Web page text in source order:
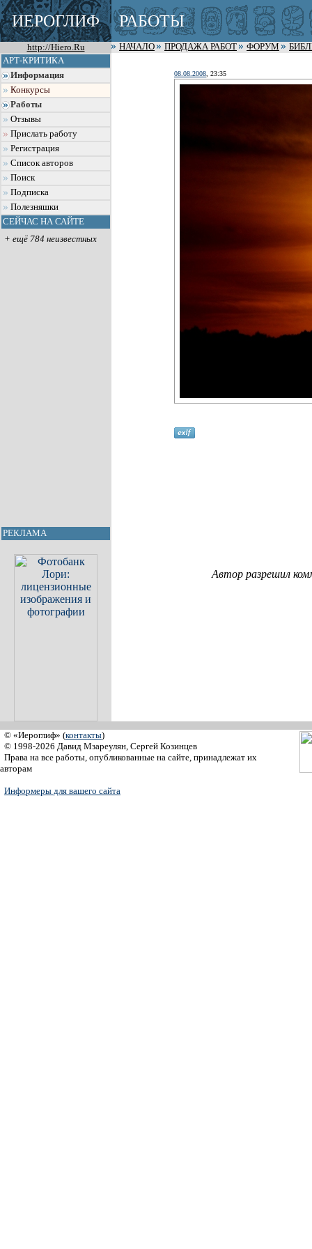
ИЕРОГЛИФ РАБОТЫ
http://Hiero.Ru НАЧАЛО ПРОДАЖА РАБОТ ФОРУМ
АРТ-КРИТИКА
Информация
Конкурсы
Работы
Отзывы
Прислать работу
Регистрация
Список авторов
Поиск
Подписка
Полезняшки
СЕЙЧАС НА САЙТЕ
+ ещё 784 неизвестных
РЕКЛАМА
08.08.2008 , 23:35
Автор разрешил
© «Иероглиф» (контакты)
© 1998-2026 Давид Мзареулян, Сергей Козинцев
Права на все работы, опубликованные на сайте, принадлежат их
авторам
Информеры для вашего сайта